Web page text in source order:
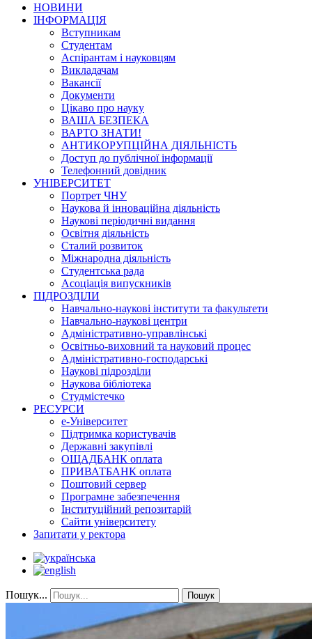
НОВИНИ
ІНФОРМАЦІЯ
Вступникам
Студентам
Аспірантам і науковцям
Викладачам
Вакансії
Документи
Цікаво про науку
ВАША БЕЗПЕКА
ВАРТО ЗНАТИ!
АНТИКОРУПЦІЙНА ДІЯЛЬНІСТЬ
Доступ до публічної інформації
Телефонний довідник
УНІВЕРСИТЕТ
Портрет ЧНУ
Наукова й інноваційна діяльність
Наукові періодичні видання
Освітня діяльність
Сталий розвиток
Міжнародна діяльність
Студентська рада
Асоціація випускників
ПІДРОЗДІЛИ
Навчально-наукові інститути та факультети
Навчально-наукові центри
Адміністративно-управлінські
Освітньо-виховний та науковий процес
Адміністративно-господарські
Наукові підрозділи
Наукова бібліотека
Студмістечко
РЕСУРСИ
е-Університет
Підтримка користувачів
Державні закупівлі
ОЩАДБАНК оплата
ПРИВАТБАНК оплата
Поштовий сервер
Програмне забезпечення
Інституційний репозитарій
Сайти університету
Запитати у ректора
Пошук... Пошук